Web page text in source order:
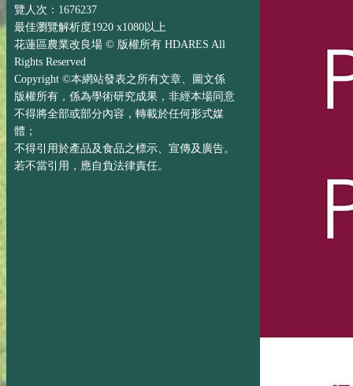
覽人次：1676237
最佳瀏覽解析度1920 x1080以上
花蓮區農業改良場 © 版權所有 HDARES All
Rights Reserved
Copyright ©本網站發表之所有文章、圖文係
版權所有，係為學術研究成果，非經本場同意
不得將全部或部分內容，轉載於任何形式媒
體；
不得引用於產品及食品之標示、宣傳及廣告。
若不當引用，應自負法律責任。